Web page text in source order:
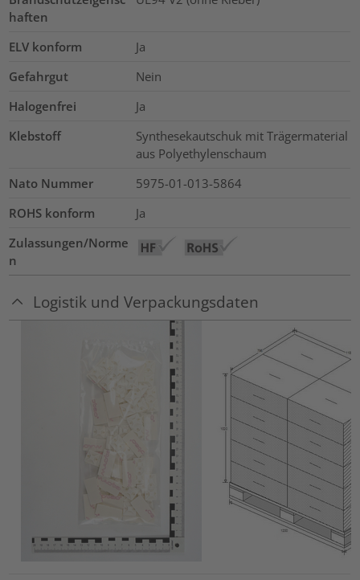
haften
ELV konform
Ja
Gefahrgut
Nein
Halogenfrei
Ja
Klebstoff
Synthesekautschuk mit Trägermaterial
aus Polyethylenschaum
Nato Nummer
5975-01-013-5864
ROHS konform
Ja
Zulassungen/Norme
n
Logistik und Verpackungsdaten